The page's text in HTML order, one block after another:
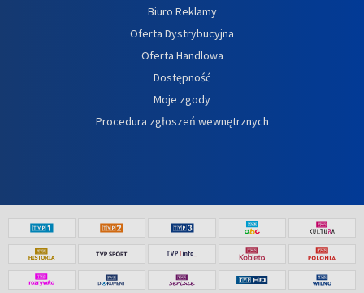
Biuro Reklamy
Oferta Dystrybucyjna
Oferta Handlowa
Dostępność
Moje zgody
Procedura zgłoszeń wewnętrznych